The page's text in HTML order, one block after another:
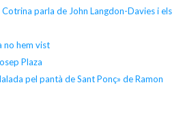
Cotrina parla de John Langdon-Davies i els
no hem vist
Plaza
pel pantà de Sant Ponç» de Ramon